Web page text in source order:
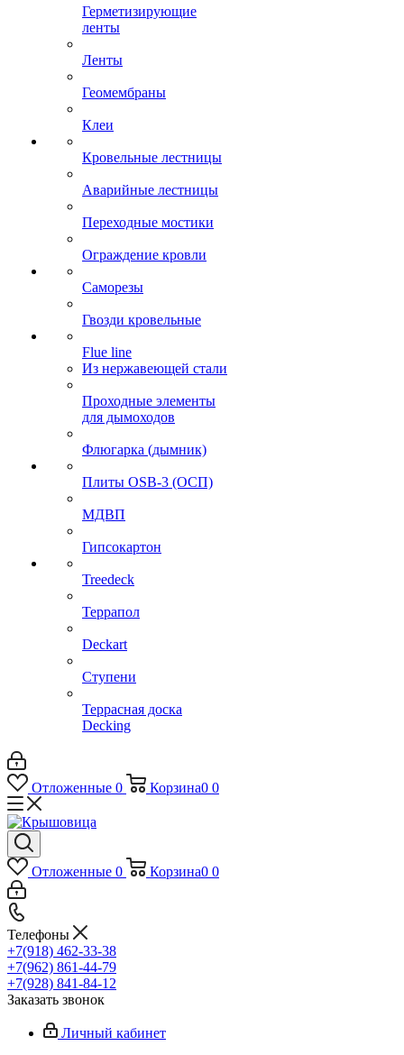
Герметизирующие
ленты
Ленты
Геомембраны
Клеи
Кровельные лестницы
Аварийные лестницы
Переходные мостики
Ограждение кровли
Саморезы
Гвозди кровельные
Flue line
Из нержавеющей стали
Проходные элементы
для дымоходов
Флюгарка (дымник)
Плиты OSB-3 (ОСП)
МДВП
Гипсокартон
Treedeck
Террапол
Deckart
Ступени
Террасная доска
Decking
Отложенные 0 Корзина0 0
Отложенные 0 Корзина0 0
Телефоны
+7(918) 462-33-38
+7(962) 861-44-79
+7(928) 841-84-12
Заказать звонок
Личный кабинет